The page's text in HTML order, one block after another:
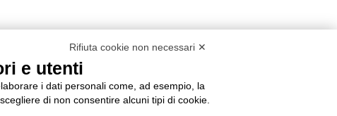
Rifiuta cookie non necessari ✕
e utenti
i dati personali come, ad esempio, la
di non consentire alcuni tipi di cookie.